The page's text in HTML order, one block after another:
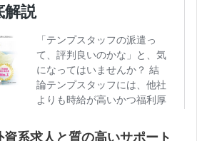
系求人と質の高いサポート